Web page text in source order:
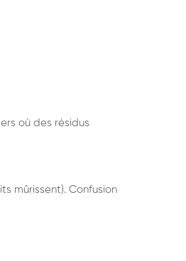
où des résidus
mûrissent). Confusion